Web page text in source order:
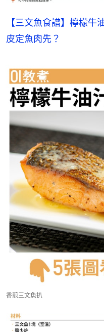
【三文魚食譜】檸檬牛
皮定魚肉先？
香煎三文魚扒